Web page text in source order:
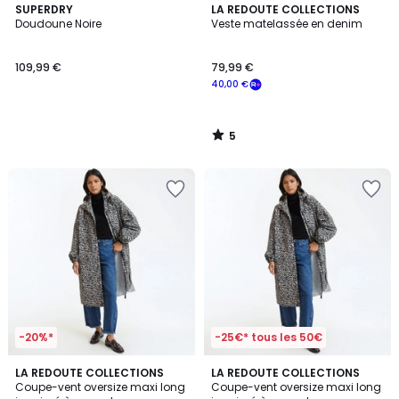
SUPERDRY
Doudoune Noire
109,99 €
LA REDOUTE COLLECTIONS
Veste matelassée en denim
40,00 €
79,99 €
5
/
5
/
-20%*
LA REDOUTE COLLECTIONS
Coupe-vent oversize maxi long
4,3
/ 5
-25€* tous les 50€
LA REDOUTE COLLECTIONS
Coupe-vent oversize maxi long
4,3
/ 5